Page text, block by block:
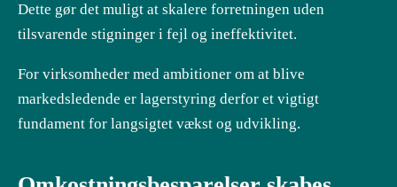
Dette gør det muligt at skalere forretningen uden
tilsvarende stigninger i fejl og ineffektivitet.
For virksomheder med ambitioner om at blive
markedsledende er lagerstyring derfor et vigtigt
fundament for langsigtet vækst og udvikling.